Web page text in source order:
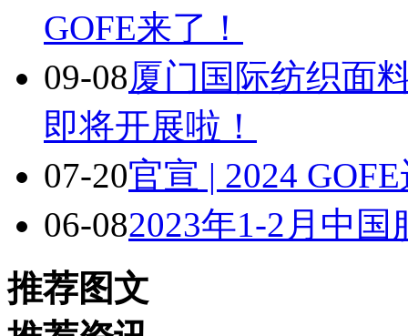
GOFE来了！
09-08厦门国际纺织面
即将开展啦！
07-20官宣 | 2024
06-082023年1-2月中
推荐图文